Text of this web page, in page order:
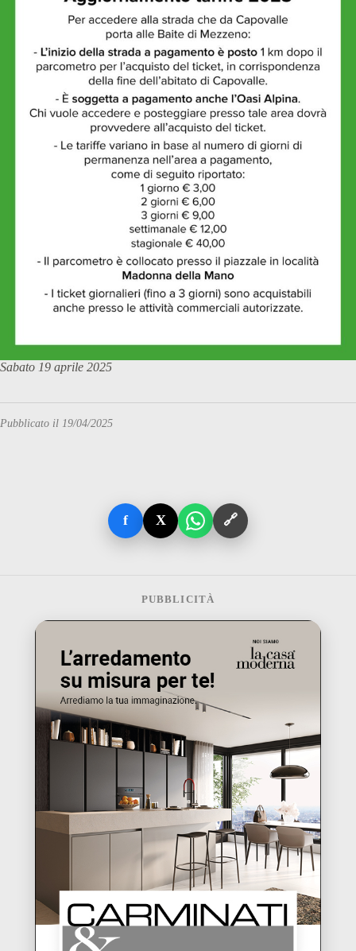
Sabato 19 aprile 2025
Pubblicato il 19/04/2025
f X 🔗
PUBBLICITÀ